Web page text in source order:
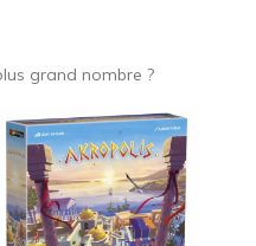
grand nombre ?